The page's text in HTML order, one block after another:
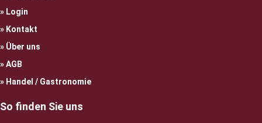
Login
Kontakt
Über uns
AGB
Handel / Gastronomie
So finden Sie uns